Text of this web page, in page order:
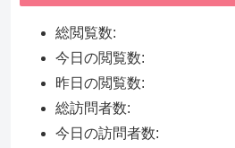
総閲覧数:
今日の閲覧数:
昨日の閲覧数:
総訪問者数:
今日の訪問者数: